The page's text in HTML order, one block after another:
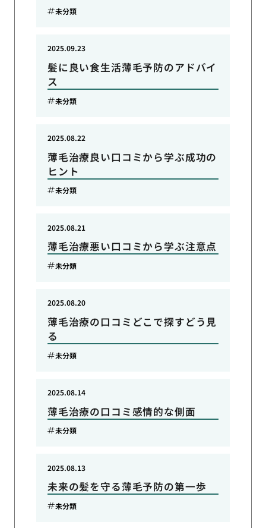
未分類
髪に良い食生活薄毛予防のアドバイ
ス
2025.09.23
未分類
薄毛治療良い口コミから学ぶ成功の
ヒント
2025.08.22
未分類
薄毛治療悪い口コミから学ぶ注意点
2025.08.21
未分類
薄毛治療の口コミどこで探すどう見
る
2025.08.20
未分類
薄毛治療の口コミ感情的な側面
2025.08.14
未分類
未来の髪を守る薄毛予防の第一歩
2025.08.13
未分類